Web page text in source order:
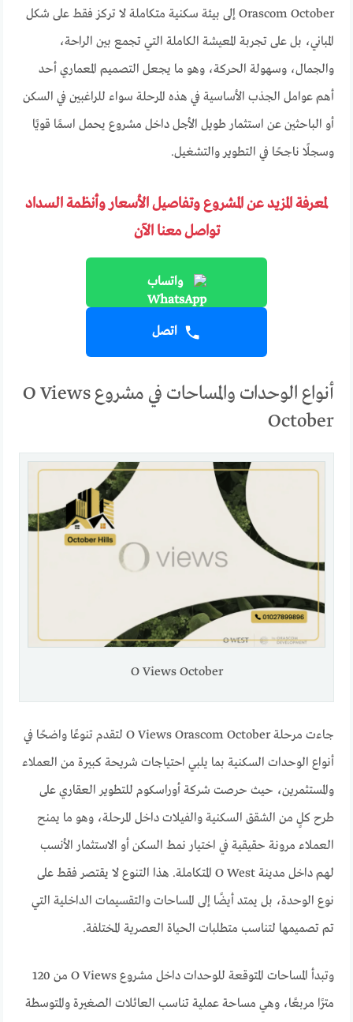
Orascom October إلى بيئة سكنية متكاملة لا تركز فقط على شكل
المباني، بل على تجربة المعيشة الكاملة التي تجمع بين الراحة،
والجمال، وسهولة الحركة، وهو ما يجعل التصميم المعماري أحد
أهم عوامل الجذب الأساسية في هذه المرحلة سواء للراغبين في السكن
أو الباحثين عن استثمار طويل الأجل داخل مشروع يحمل اسمًا قويًا
وسجلًا ناجحًا في التطوير والتشغيل.
لمعرفة المزيد عن المشروع وتفاصيل الأسعار وأنظمة السداد
تواصل معنا الآن
واتساب
اتصل
أنواع الوحدات والمساحات في مشروع O Views
October
O Views October
جاءت مرحلة O Views Orascom October لتقدم تنوعًا واضحًا في
أنواع الوحدات السكنية بما يلبي احتياجات شريحة كبيرة من العملاء
والمستثمرين، حيث حرصت شركة أوراسكوم للتطوير العقاري على
طرح كلٍ من الشقق السكنية والفيلات داخل المرحلة، وهو ما يمنح
العملاء مرونة حقيقية في اختيار نمط السكن أو الاستثمار الأنسب
لهم داخل مدينة O West المتكاملة. هذا التنوع لا يقتصر فقط على
نوع الوحدة، بل يمتد أيضًا إلى المساحات والتقسيمات الداخلية التي
تم تصميمها لتناسب متطلبات الحياة العصرية المختلفة.
وتبدأ المساحات المتوقعة للوحدات داخل مشروع O Views من 120
مترًا مربعًا، وهي مساحة عملية تناسب العائلات الصغيرة والمتوسطة